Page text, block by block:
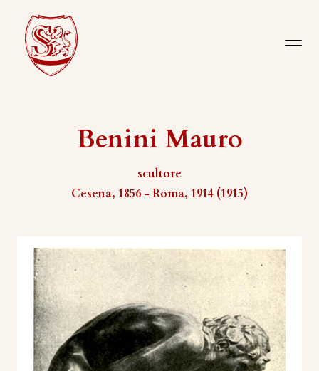
Benini Mauro
scultore
Cesena, 1856 - Roma, 1914 (1915)